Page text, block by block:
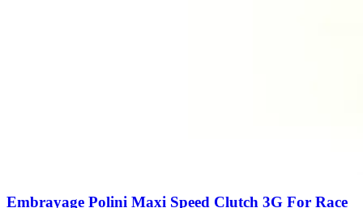
Embrayage Polini Maxi Speed Clutch 3G For Race